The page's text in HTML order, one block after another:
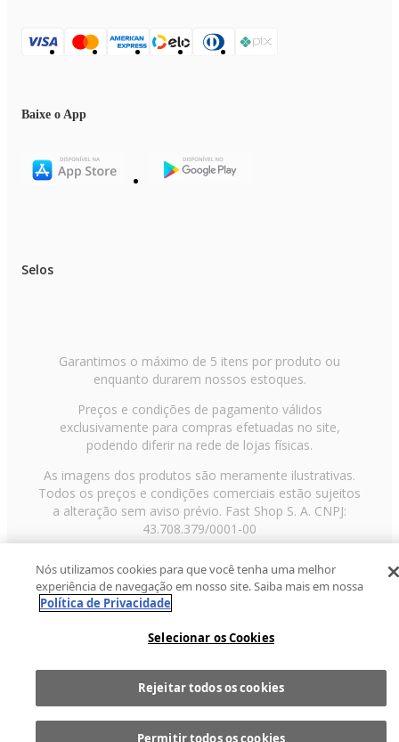
Comprar
Baixe o App
Selos
Garantimos o máximo de 5 itens por produto ou
enquanto durarem nossos estoques.
Preços e condições de pagamento válidos
exclusivamente para compras efetuadas no site,
podendo diferir na rede de lojas físicas.
As imagens dos produtos são meramente ilustrativas.
Todos os preços e condições comerciais estão sujeitos
a alteração sem aviso prévio. Fast Shop S. A. CNPJ:
43.708.379/0001-00
Paulo/SP, CEP 02029-001, Telefone: 11 3003-3728 ©
2013 Fast Shop - Todos os direitos reservadosRF
Nós utilizamos cookies para que você tenha uma melhor
experiência de navegação em nosso site. Saiba mais em nossa
Política de Privacidade
Selecionar os Cookies
Rejeitar todos os cookies
Permitir todos os cookies